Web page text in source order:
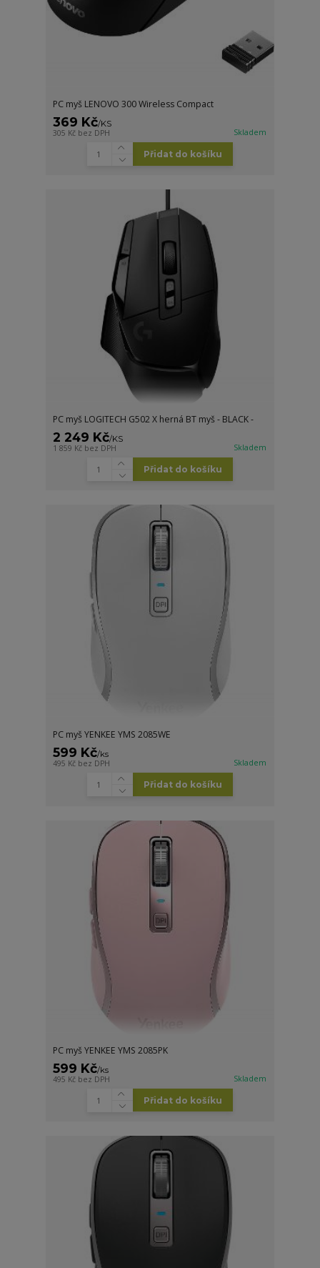
PC myš LENOVO 300 Wireless Compact
369 Kč/KS
305 Kč bez DPH Skladem
Přidat do košíku
PC myš LOGITECH G502 X herná BT myš - BLACK -
2 249 Kč/KS
1 859 Kč bez DPH Skladem
Přidat do košíku
PC myš YENKEE YMS 2085WE
599 Kč/ks
495 Kč bez DPH Skladem
Přidat do košíku
PC myš YENKEE YMS 2085PK
599 Kč/ks
495 Kč bez DPH Skladem
Přidat do košíku